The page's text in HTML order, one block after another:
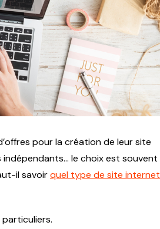
pour la création de leur site
le choix est souvent
il savoirquel type de site internet